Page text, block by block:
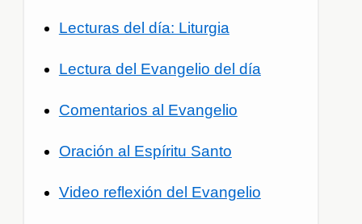
Lecturas del día: Liturgia
Lectura del Evangelio del día
Comentarios al Evangelio
Oración al Espíritu Santo
Video reflexión del Evangelio